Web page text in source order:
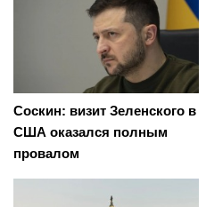
Соскин: визит Зеленского в
США оказался полным
провалом